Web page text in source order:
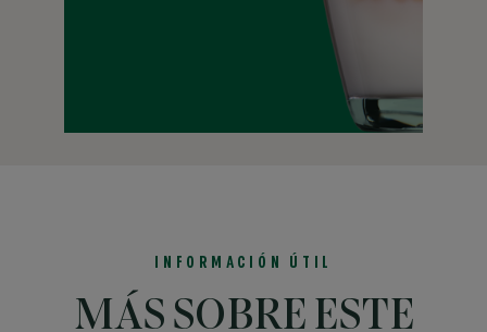
INFORMACIÓN ÚTIL
MÁS SOBRE ESTE